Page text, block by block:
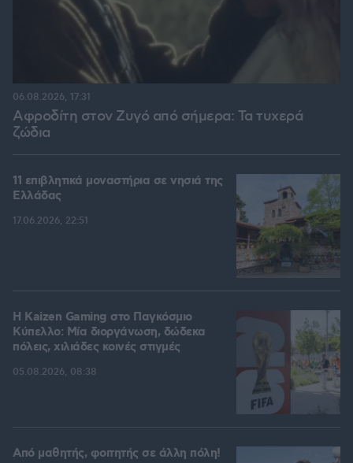
Αφροδίτη στον Ζυγό από σήμερα: Τα τυχερά
ζώδια
06.08.2026, 17:31
11 επιβλητικά μοναστήρια σε νησιά της
Ελλάδας
17.06.2026, 22:51
H Kaizen Gaming στο Παγκόσμιο
Kύπελλο: Μία διοργάνωση, δώδεκα
πόλεις, χιλιάδες κοινές στιγμές
05.08.2026, 08:38
Από μαθητής, φοιτητής σε άλλη πόλη!